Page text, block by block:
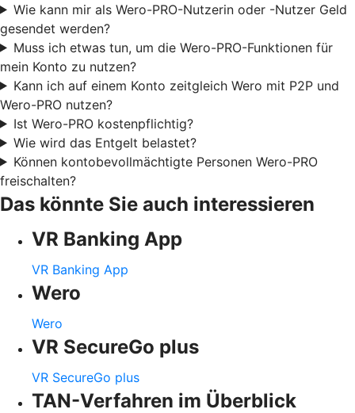
Wie kann mir als Wero-PRO-Nutzerin oder -Nutzer Geld
gesendet werden?
Muss ich etwas tun, um die Wero-PRO-Funktionen für
mein Konto zu nutzen?
Kann ich auf einem Konto zeitgleich Wero mit P2P und
Wero-PRO nutzen?
Ist Wero-PRO kostenpflichtig?
Wie wird das Entgelt belastet?
Können kontobevollmächtigte Personen Wero-PRO
freischalten?
Das könnte Sie auch interessieren
VR Banking App
VR Banking App
Wero
Wero
VR SecureGo plus
VR SecureGo plus
TAN-Verfahren im Überblick